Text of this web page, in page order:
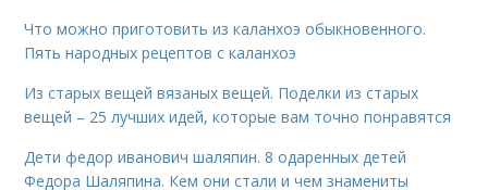
Что можно приготовить из каланхоэ обыкновенного.
Пять народных рецептов с каланхоэ
Из старых вещей вязаных вещей. Поделки из старых
вещей – 25 лучших идей, которые вам точно понравятся
Дети федор иванович шаляпин. 8 одаренных детей
Федора Шаляпина. Кем они стали и чем знамениты